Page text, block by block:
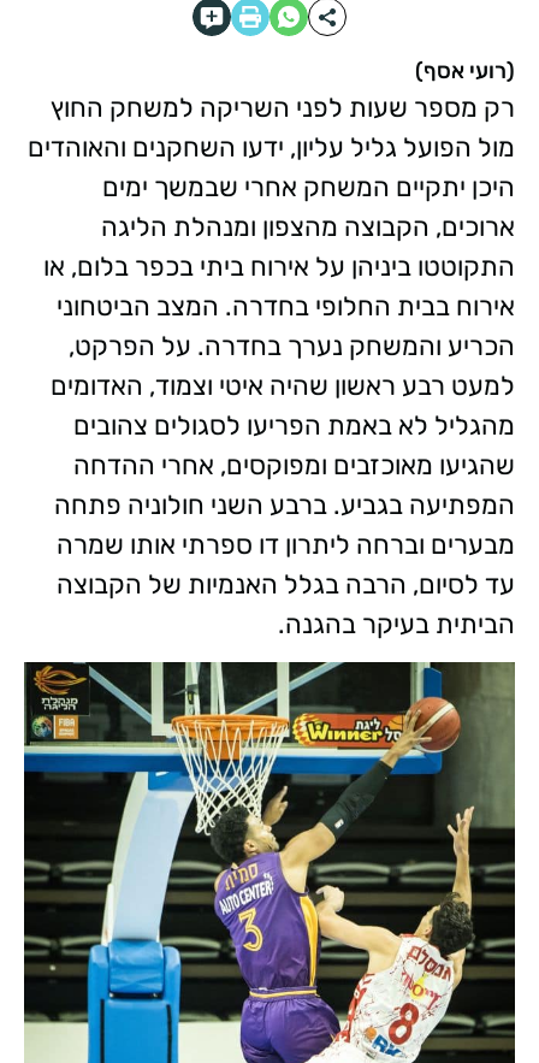
(רועי אסף)
רק מספר שעות לפני השריקה למשחק החוץ
מול הפועל גליל עליון, ידעו השחקנים והאוהדים
היכן יתקיים המשחק אחרי שבמשך ימים
ארוכים, הקבוצה מהצפון ומנהלת הליגה
התקוטטו ביניהן על אירוח ביתי בכפר בלום, או
אירוח בבית החלופי בחדרה. המצב הביטחוני
הכריע והמשחק נערך בחדרה. על הפרקט,
למעט רבע ראשון שהיה איטי וצמוד, האדומים
מהגליל לא באמת הפריעו לסגולים צהובים
שהגיעו מאוכזבים ומפוקסים, אחרי ההדחה
המפתיעה בגביע. ברבע השני חולוניה פתחה
מבערים וברחה ליתרון דו ספרתי אותו שמרה
עד לסיום, הרבה בגלל האנמיות של הקבוצה
הביתית בעיקר בהגנה.